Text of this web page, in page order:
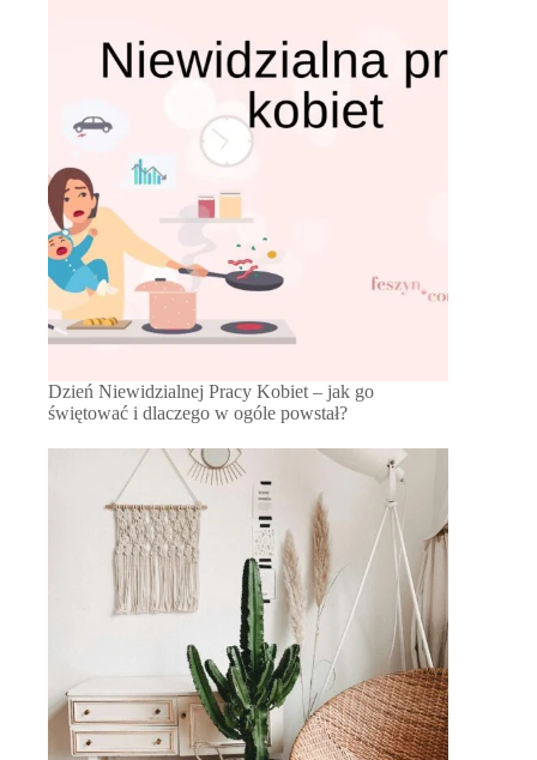
Dzień Niewidzialnej Pracy Kobiet – jak go
świętować i dlaczego w ogóle powstał?